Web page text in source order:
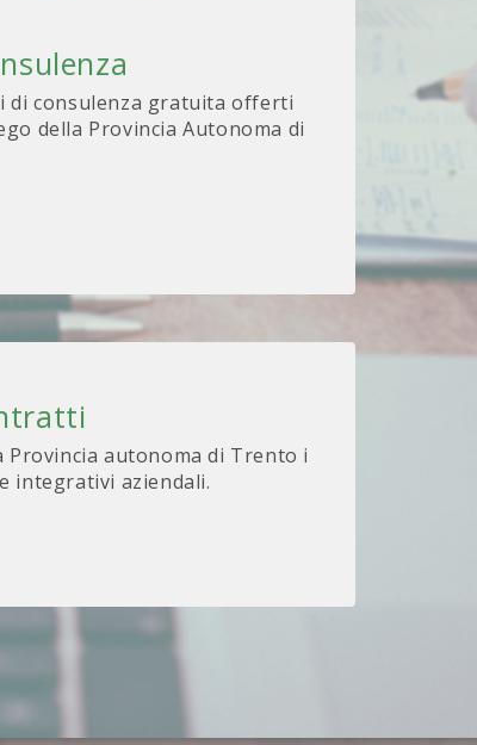
di consulenza gratuita offerti
della Provincia Autonoma di
Provincia autonoma di Trento i
integrativi aziendali.